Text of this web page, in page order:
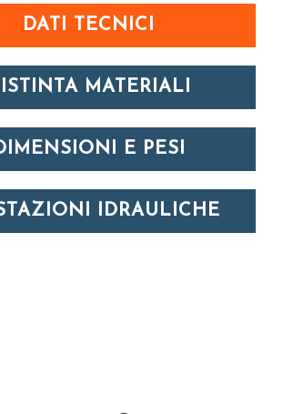
DATI TECNICI
MATERIALI
E PESI
IDRAULICHE